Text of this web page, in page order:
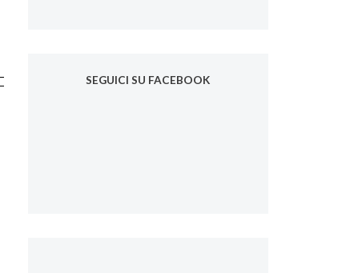
SEGUICI SU FACEBOOK